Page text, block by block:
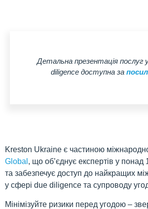
Детальна презентація послуг
diligence доступна за
Kreston Ukraine є частиною
Global , що об’єднує експертів у понад
та забезпечує доступ до найкращих
у сфері due diligence та супроводу
Мінімізуйте ризики перед угодою –